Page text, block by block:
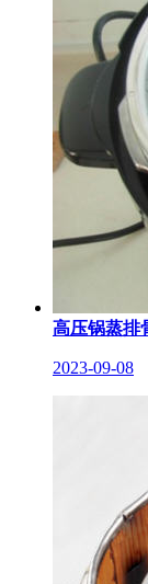
高压锅蒸排
2023-09-08